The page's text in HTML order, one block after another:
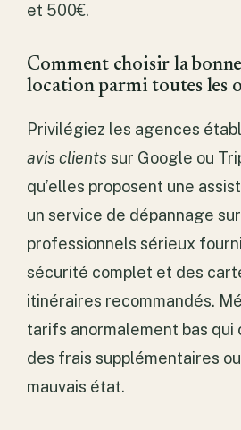
et 500€.
Comment choisir la
location parmi toutes les
Privilégiez les agences
avis clients sur Google ou
qu’elles proposent une
un service de dépannage sur
professionnels sérieux
sécurité complet et des
itinéraires recommandés.
tarifs anormalement bas qui
des frais supplémentaires
mauvais état.